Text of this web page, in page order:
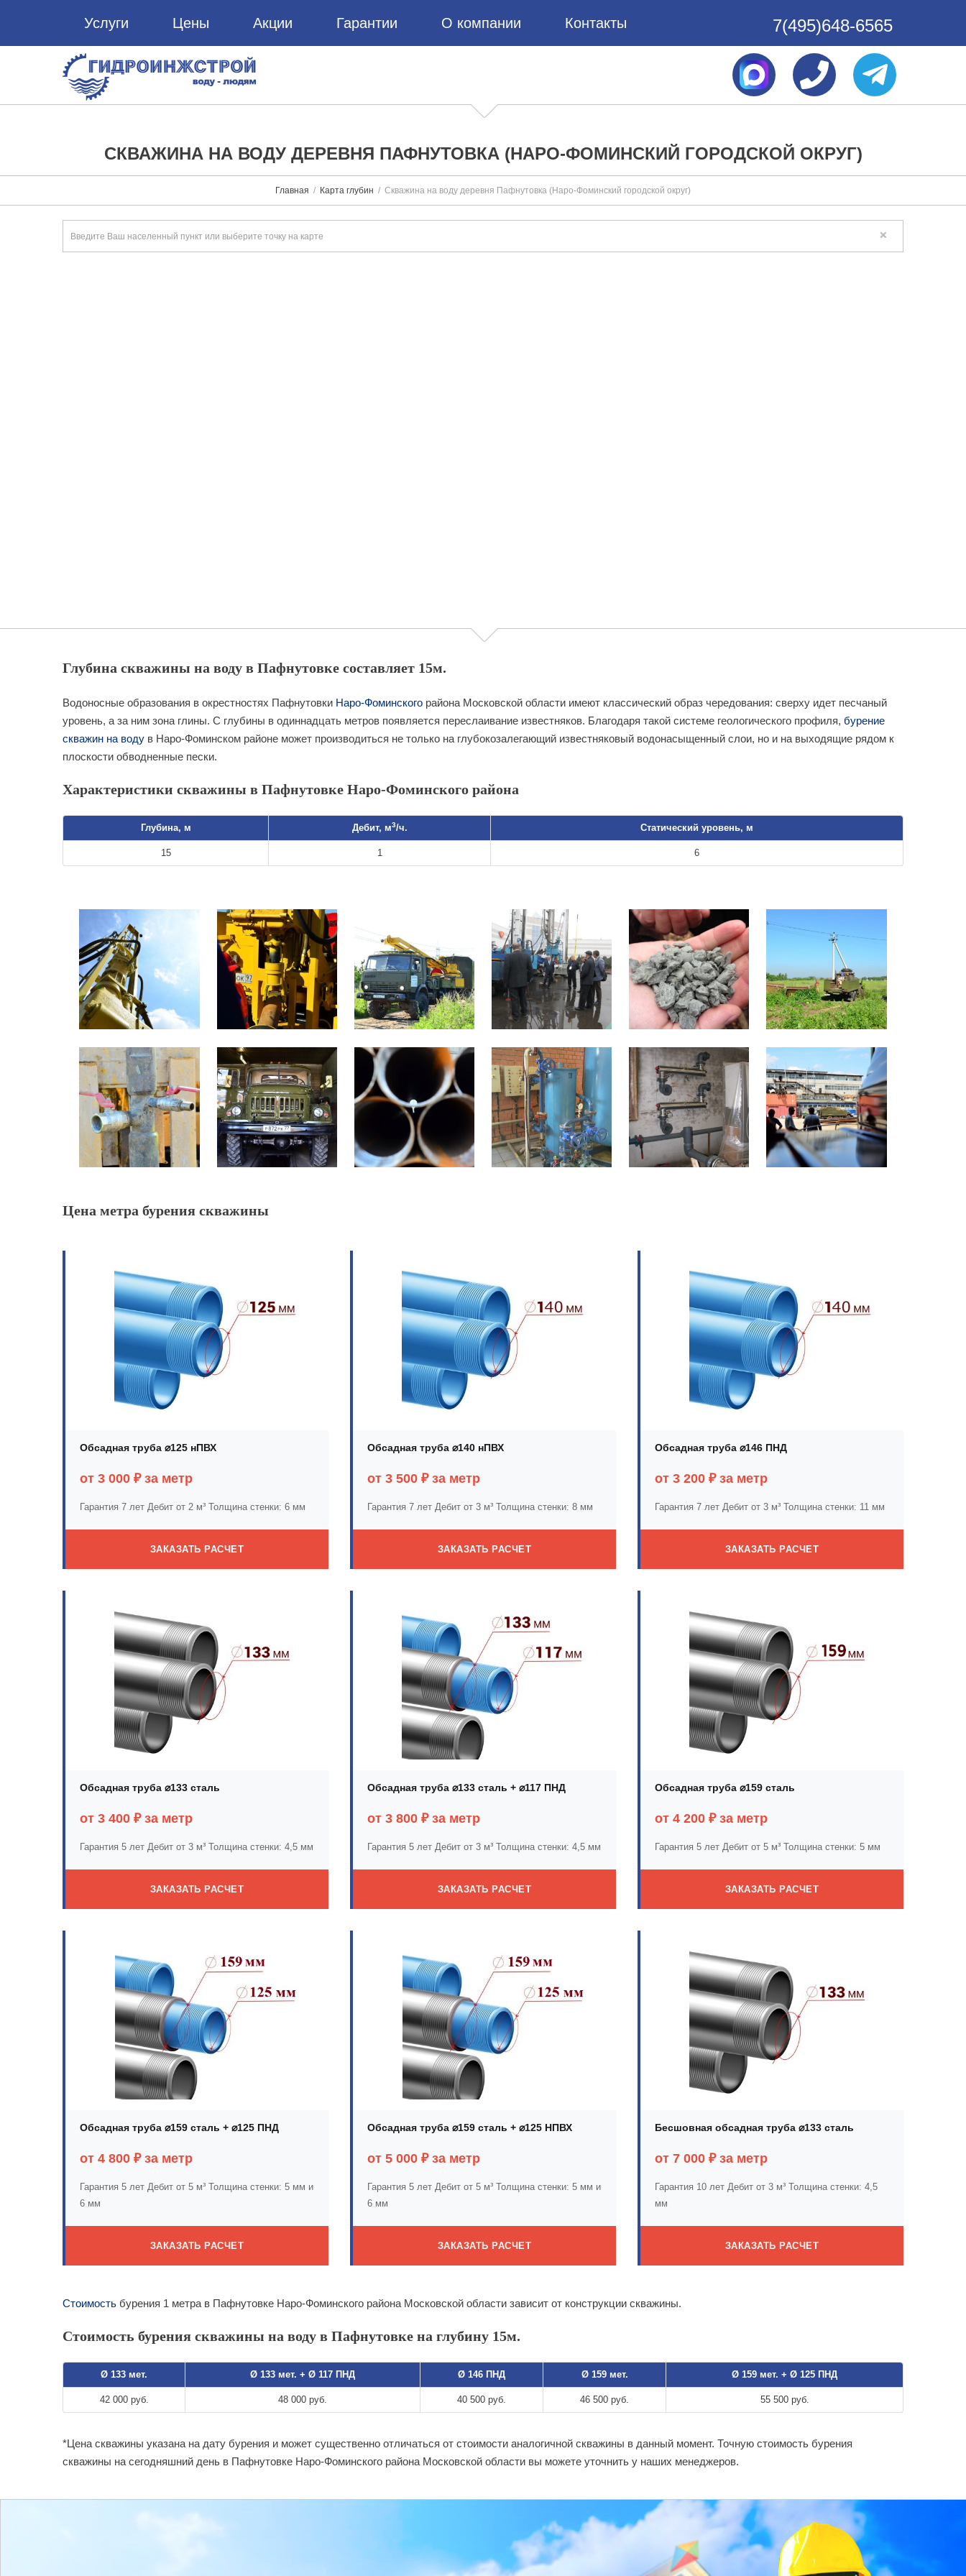
Услуги Цены Акции Гарантии О компании Контакты 7(495)648-6565
СКВАЖИНА НА ВОДУ ДЕРЕВНЯ ПАФНУТОВКА (НАРО-ФОМИНСКИЙ ГОРОДСКОЙ ОКРУГ)
Главная Карта глубин Скважина на воду деревня Пафнутовка (Наро-Фоминский городской округ)
Глубина скважины на воду в Пафнутовке составляет 15м.
Водоносные образования в окрестностях Пафнутовки Наро-Фоминского района Московской области имеют классический образ чередования: сверху идет песчаный
уровень, а за ним зона глины. С глубины в одиннадцать метров появляется переслаивание известняков. Благодаря такой системе геологического профиля, бурение
скважин на воду в Наро-Фоминском районе может производиться не только на глубокозалегающий известняковый водонасыщенный слои, но и на выходящие рядом к
плоскости обводненные пески.
Характеристики скважины в Пафнутовке Наро-Фоминского района
Глубина, м Дебит, м3/ч. Статический уровень, м
15 1 6
Цена метра бурения скважины
Обсадная труба ⌀125 нПВХ
от 3 000 ₽ за метр
Гарантия 7 лет Дебит от 2 м³ Толщина стенки: 6 мм
ЗАКАЗАТЬ РАСЧЕТ
Обсадная труба ⌀140 нПВХ
от 3 500 ₽ за метр
Гарантия 7 лет Дебит от 3 м³ Толщина стенки: 8 мм
ЗАКАЗАТЬ РАСЧЕТ
Обсадная труба ⌀146 ПНД
от 3 200 ₽ за метр
Гарантия 7 лет Дебит от 3 м³ Толщина стенки: 11 мм
ЗАКАЗАТЬ РАСЧЕТ
Обсадная труба ⌀133 сталь
от 3 400 ₽ за метр
Гарантия 5 лет Дебит от 3 м³ Толщина стенки: 4,5 мм
ЗАКАЗАТЬ РАСЧЕТ
Обсадная труба ⌀133 сталь + ⌀117 ПНД
от 3 800 ₽ за метр
Гарантия 5 лет Дебит от 3 м³ Толщина стенки: 4,5 мм
ЗАКАЗАТЬ РАСЧЕТ
Обсадная труба ⌀159 сталь
от 4 200 ₽ за метр
Гарантия 5 лет Дебит от 5 м³ Толщина стенки: 5 мм
ЗАКАЗАТЬ РАСЧЕТ
Обсадная труба ⌀159 сталь + ⌀125 ПНД
от 4 800 ₽ за метр
Гарантия 5 лет Дебит от 5 м³ Толщина стенки: 5 мм и
6 мм
ЗАКАЗАТЬ РАСЧЕТ
Обсадная труба ⌀159 сталь + ⌀125 НПВХ
от 5 000 ₽ за метр
Гарантия 5 лет Дебит от 5 м³ Толщина стенки: 5 мм и
6 мм
ЗАКАЗАТЬ РАСЧЕТ
Бесшовная обсадная труба ⌀133 сталь
от 7 000 ₽ за метр
Гарантия 10 лет Дебит от 3 м³ Толщина стенки: 4,5
мм
ЗАКАЗАТЬ РАСЧЕТ
Стоимость бурения 1 метра в Пафнутовке Наро-Фоминского района Московской области зависит от конструкции скважины.
Стоимость бурения скважины на воду в Пафнутовке на глубину 15м.
Ø 133 мет. Ø 133 мет. + Ø 117 ПНД Ø 146 ПНД Ø 159 мет. Ø 159 мет. + Ø 125 ПНД
42 000 руб. 48 000 руб. 40 500 руб. 46 500 руб. 55 500 руб.
*Цена скважины указана на дату бурения и может существенно отличаться от стоимости аналогичной скважины в данный момент. Точную стоимость бурения
скважины на сегодняшний день в Пафнутовке Наро-Фоминского района Московской области вы можете уточнить у наших менеджеров.